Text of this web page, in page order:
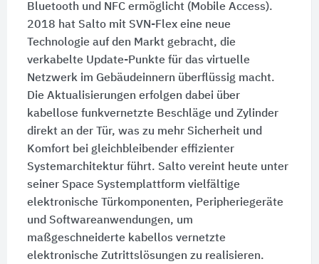
Bluetooth und NFC ermöglicht (Mobile Access).
2018 hat Salto mit SVN-Flex eine neue
Technologie auf den Markt gebracht, die
verkabelte Update-Punkte für das virtuelle
Netzwerk im Gebäudeinnern überflüssig macht.
Die Aktualisierungen erfolgen dabei über
kabellose funkvernetzte Beschläge und Zylinder
direkt an der Tür, was zu mehr Sicherheit und
Komfort bei gleichbleibender effizienter
Systemarchitektur führt. Salto vereint heute unter
seiner Space Systemplattform vielfältige
elektronische Türkomponenten, Peripheriegeräte
und Softwareanwendungen, um
maßgeschneiderte kabellos vernetzte
elektronische Zutrittslösungen zu realisieren.